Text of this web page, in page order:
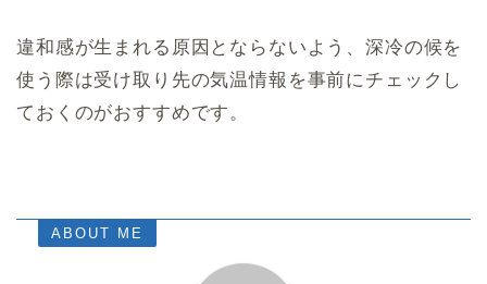
違和感が生まれる原因とならないよう、深冷の候を
使う際は受け取り先の気温情報を事前にチェックし
ておくのがおすすめです。
ABOUT ME